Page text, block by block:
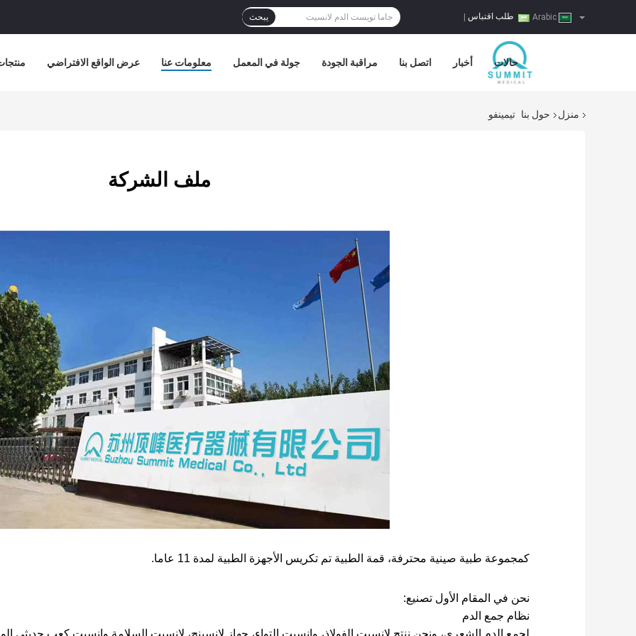
طلب اقتباس يبحث
عرض الواقع الافتراضي معلومات عنا جولة في المعمل مراقبة الجودة اتصل بنا أخبار حالات
منزل حول بنا تيمينفو
ملف الشركة
كمجموعة طبية صينية محترفة، قمة الطبية تم تكريس الأجهزة الطبية لمدة 11 عاما.
نحن في المقام الأول تصنيع:
نظام جمع الدم